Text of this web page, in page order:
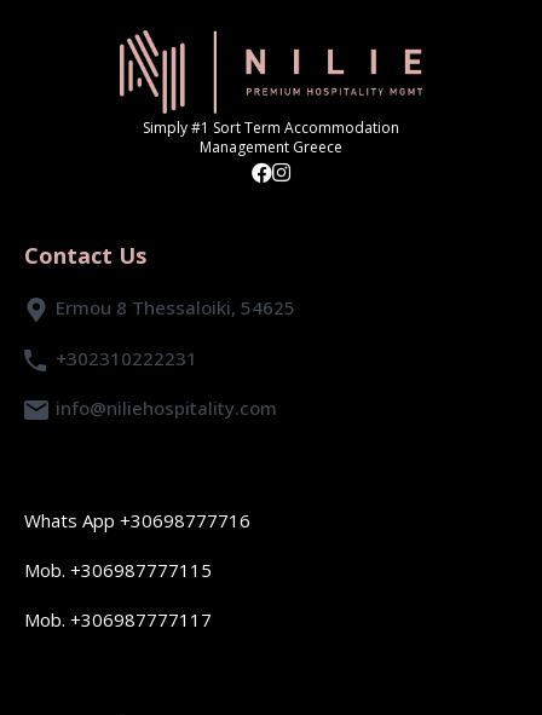
Simply #1 Sort Term Accommodation
Management Greece
Contact Us
Ermou 8 Thessaloiki, 54625
+302310222231
info@niliehospitality.com
Whats App +30698777716
Mob. +306987777115
Mob. +306987777117